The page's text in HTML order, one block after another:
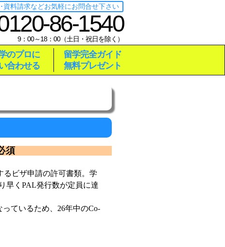
資料請求などお気軽にお問合せ下さい
86-1540
9：00～18：00（土日・祝日を除く）
のプロに
合わせる
留学完全ガイド
無料プレゼント
須
るビザ申請の許可書類。学
早くPAL発行数が定員に達
ているため、26年中のCo-